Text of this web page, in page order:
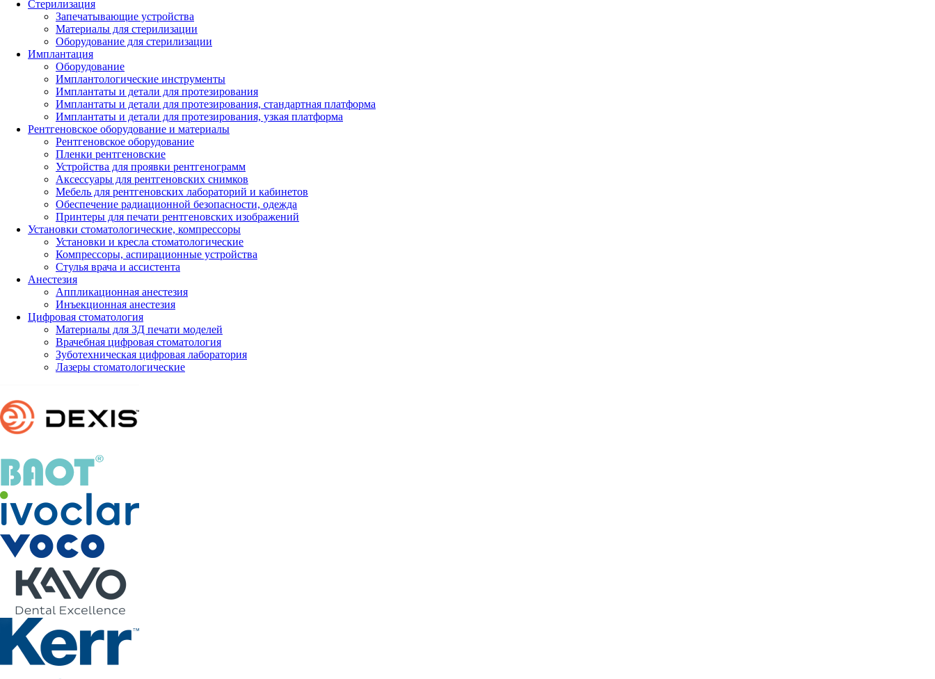
Стерилизация
Запечатывающие устройства
Материалы для стерилизации
Оборудование для стерилизации
Имплантация
Оборудование
Имплантологические инструменты
Имплантаты и детали для протезирования
Имплантаты и детали для протезирования, стандартная платформа
Имплантаты и детали для протезирования, узкая платформа
Рентгеновское оборудование и материалы
Рентгеновское оборудование
Пленки рентгеновские
Устройства для проявки рентгенограмм
Аксессуары для рентгеновских снимков
Мебель для рентгеновских лабораторий и кабинетов
Обеспечение радиационной безопасности, одежда
Принтеры для печати рентгеновских изображений
Установки стоматологические, компрессоры
Установки и кресла стоматологические
Компрессоры, аспирационные устройства
Стулья врача и ассистента
Анестезия
Аппликационная анестезия
Инъекционная анестезия
Цифровая стоматология
Материалы для 3Д печати моделей
Врачебная цифровая стоматология
Зуботехническая цифровая лаборатория
Лазеры стоматологические